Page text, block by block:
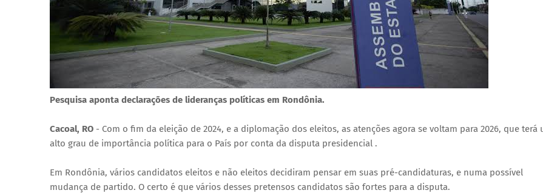
Pesquisa aponta declarações de lideranças políticas em Rondônia.
Cacoal, RO - Com o fim da eleição de 2024, e a diplomação dos eleitos, as atenções agora se voltam para 2026, que terá
alto grau de importância política para o País por conta da disputa presidencial .
Em Rondônia, vários candidatos eleitos e não eleitos decidiram pensar em suas pré-candidaturas, e numa possível
mudança de partido. O certo é que vários desses pretensos candidatos são fortes para a disputa.